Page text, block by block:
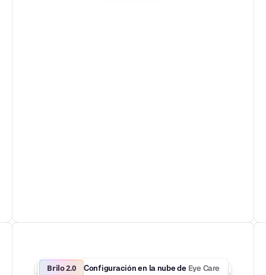
Brilo 2.0 Configuración en la nube de Eye Care